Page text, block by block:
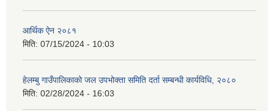
आर्थिक ऐन २०८१
मिति: 07/15/2024 - 10:03
हेलम्बु गाउँपालिकाको जल उपभोक्ता समिति दर्ता सम्बन्धी कार्यविधि, २०८०
मिति: 02/28/2024 - 16:03